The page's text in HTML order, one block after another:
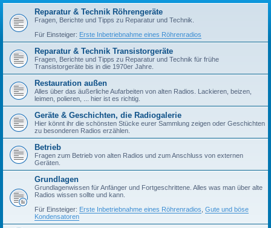
Reparatur & Technik Röhrengeräte
Fragen, Berichte und Tipps zu Reparatur und Technik.
Für Einsteiger: Erste Inbetriebnahme eines Röhrenradios
Reparatur & Technik Transistorgeräte
Fragen, Berichte und Tipps zu Reparatur und Technik für frühe
Transistorgeräte bis in die 1970er Jahre.
Restauration außen
Alles über das äußerliche Aufarbeiten von alten Radios. Lackieren, beizen,
leimen, polieren, ... hier ist es richtig.
Geräte & Geschichten, die Radiogalerie
Hier könnt ihr die schönsten Stücke eurer Sammlung zeigen oder Geschichten
zu besonderen Radios erzählen.
Betrieb
Fragen zum Betrieb von alten Radios und zum Anschluss von externen
Geräten.
Grundlagen
Grundlagenwissen für Anfänger und Fortgeschrittene. Alles was man über alte
Radios wissen sollte und kann.
Für Einsteiger: Erste Inbetriebnahme eines Röhrenradios Gute und böse
Kondensatoren